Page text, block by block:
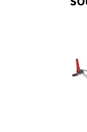
Motorový
6,5 HP,